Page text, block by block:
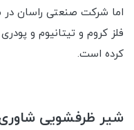
اما شرکت صنعتی راسان در
فلز کروم و تیتانیوم و
کرده است.
شیر ظرفشویی